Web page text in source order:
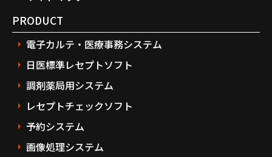
PRODUCT
電子カルテ・医療事務システム
日医標準レセプトソフト
調剤薬局用システム
レセプトチェックソフト
予約システム
画像処理システム